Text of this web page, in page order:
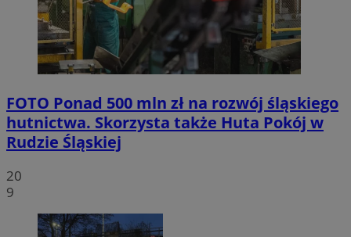
FOTO Ponad 500 mln zł na rozwój śląskiego
hutnictwa. Skorzysta także Huta Pokój w
Rudzie Śląskiej
20
9